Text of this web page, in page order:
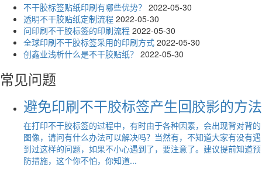
不干胶标签贴纸印刷有哪些优势？ 2022-05-30
透明不干胶贴纸定制流程 2022-05-30
问印刷不干胶标签的印刷流程 2022-05-30
全球印刷不干胶标签采用的印刷方式 2022-05-30
创鑫业浅析什么是不干胶贴纸？ 2022-05-30
常见问题
避免印刷不干胶标签产生回胶影的方法
在打印不干胶标签的过程中，有时由于各种因素，会出现背对背的
图像，请问有什么办法可以解决吗？当然有，不知道大家有没有遇
到过这样的问题，如果不小心遇到了，要注意了。建议提前知道预
防措施，这个你不怕，你知道...